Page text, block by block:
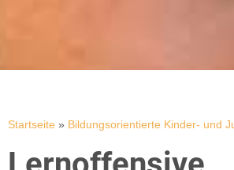
Startseite » Bildungsorientierte Kinder- und